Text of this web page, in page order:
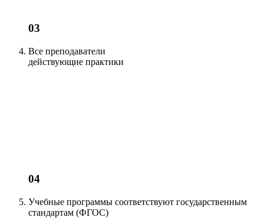
03
Все преподаватели
действующие практики
04
Учебные программы соответствуют государственным
стандартам (ФГОС)